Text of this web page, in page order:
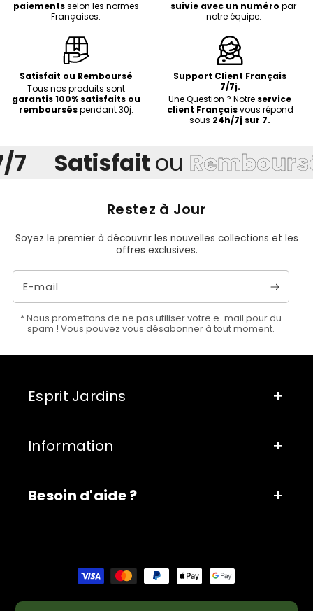
paiementsselon les normes
Françaises.
suivie avec un numéropar
notre équipe.
Satisfait ou Remboursé
Tous nos produits sont
garantis 100% satisfaits ou
rembourséspendant 30j.
Support Client Français
7/7j.
Une Question ? Notre service
client Françaisvous répond
sous 24h/7j sur 7.
SatisfaitouRemboursé
Restez à Jour
Soyez le premier à découvrir les nouvelles collections et les
offres exclusives.
E-mail
* Nous promettons de ne pas utiliser votre e-mail pour du
spam ! Vous pouvez vous désabonner à tout moment.
Esprit Jardins
Information
Besoin d'aide ?
de
paiement